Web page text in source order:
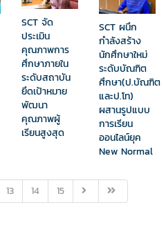
SCT จัด
ประเมิน
คุณภาพการ
ศึกษาภายใน
ระดับสถาบัน
ยึดเป้าหมาย
พัฒนา
คุณภาพผู้
เรียนสูงสุด
SCT ผนึก
กำลังสร้าง
นักศึกษาใหม่
ระดับบัณฑิต
ศึกษา(ป.บัณฑิต
และป.โท)
ผสานรูปแบบ
การเรียน
ออนไลน์ยุค
New Normal
13 14 15